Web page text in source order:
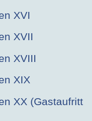
XVI
XVII
XVIII
XIX
XX (Gastaufritt